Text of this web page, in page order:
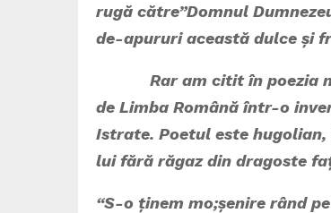
rugă către”Domnul
de-apururi această dulce și
Rar am citit în poezia
de Limba Română într-o
Istrate. Poetul este
lui fără răgaz din dragoste
“S-o ținem mo;șenire rând